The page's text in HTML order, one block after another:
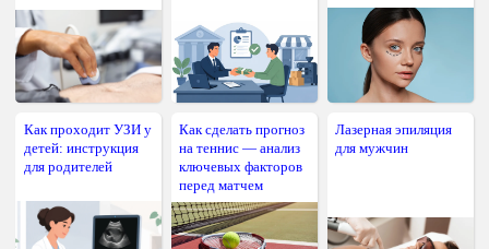
Как проходит УЗИ у
детей: инструкция
для родителей
Как сделать прогноз
на теннис — анализ
ключевых факторов
перед матчем
Лазерная эпиляция
для мужчин